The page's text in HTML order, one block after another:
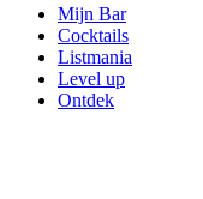
Mijn Bar
Cocktails
Listmania
Level up
Ontdek